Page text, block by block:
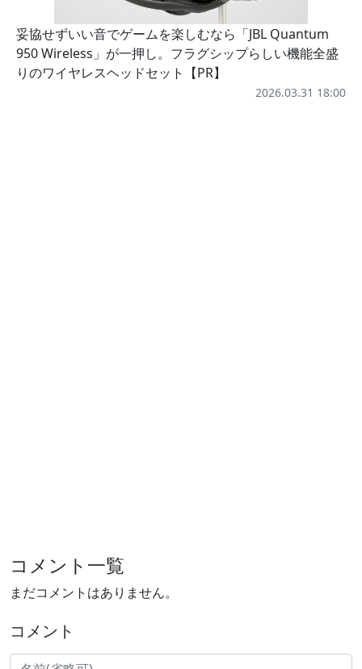
妥協せずいい音でゲームを楽しむなら「JBL Quantum
950 Wireless」が一押し。フラグシップらしい機能全盛
りのワイヤレスヘッドセット【PR】
2026.03.31 18:00
コメント一覧
まだコメントはありません。
コメント